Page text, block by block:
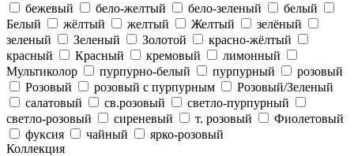
бежевый
бело-желтый бело-зеленый
белый
Белый
жёлтый желтый Желтый
зелёный
зеленый
Зеленый Золотой
красно-жёлтый
красный
Красный кремовый
лимонный
Мультиколор
пурпурно-белый пурпурный
розовый
Розовый
розовый с пурпурным
Розовый/Зеленый
салатовый
св.розовый
светло-пурпурный
светло-розовый
сиреневый т. розовый
Фиолетовый
фуксия
чайный
ярко-розовый
Коллекция